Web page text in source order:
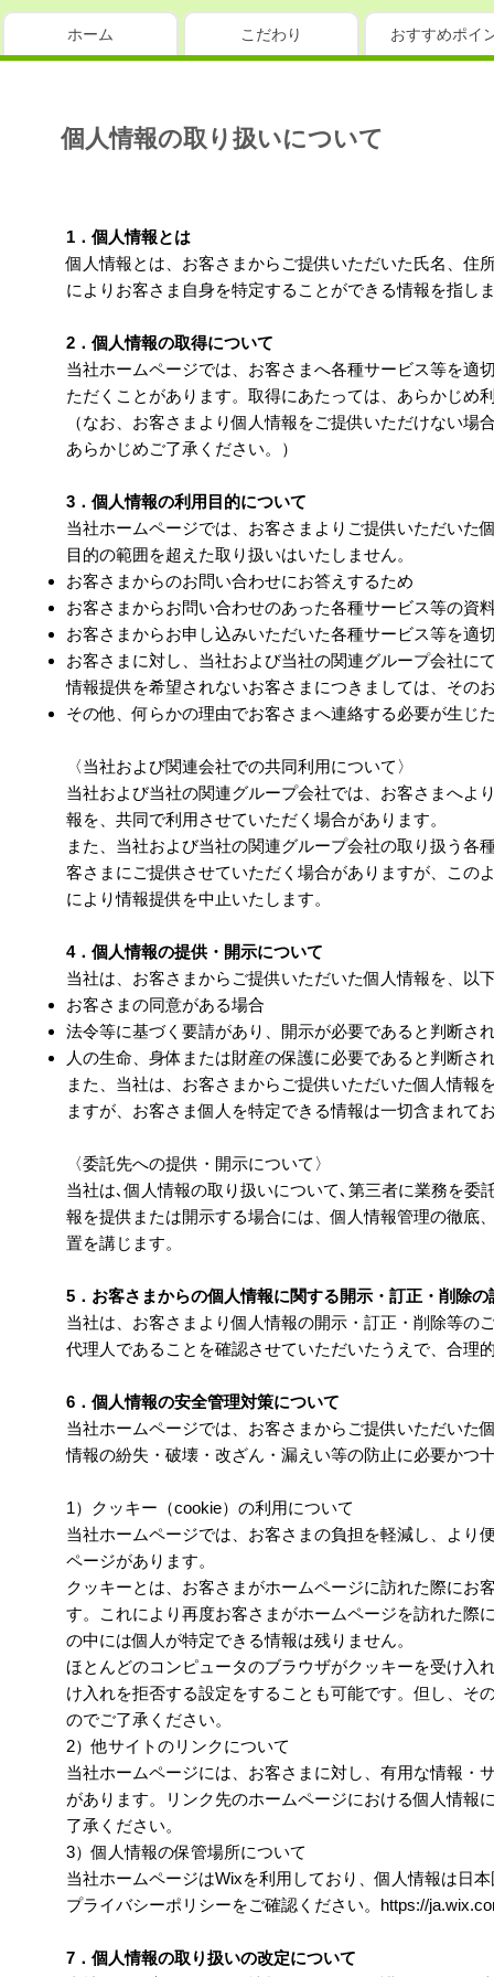
ホーム こだわり おすすめポイ
個人情報の取り扱いについて
1．個人情報とは
個人情報とは、お客さまからご提供いただいた氏名、住
によりお客さま自身を特定することができる情報を指し
2．個人情報の取得について
当社ホームページでは、お客さまへ各種サービス等を適
ただくことがあります。取得にあたっては、あらかじめ
（なお、お客さまより個人情報をご提供いただけない
あらかじめご了承ください。）
3．個人情報の利用目的について
当社ホームページでは、お客さまよりご提供いただいた
目的の範囲を超えた取り扱いはいたしません。
お客さまからのお問い合わせにお答えするため
お客さまからお問い合わせのあった各種サービス等の資
お客さまからお申し込みいただいた各種サービス等を適
お客さまに対し、当社および当社の関連グループ会社に
情報提供を希望されないお客さまにつきましては、その
その他、何らかの理由でお客さまへ連絡する必要が生じ
〈当社および関連会社での共同利用について〉
当社および当社の関連グループ会社では、お客さまへよ
報を、共同で利用させていただく場合があります。
また、当社および当社の関連グループ会社の取り扱う
客さまにご提供させていただく場合がありますが、この
により情報提供を中止いたします。
4．個人情報の提供・開示について
当社は、お客さまからご提供いただいた個人情報を、以
お客さまの同意がある場合
法令等に基づく要請があり、開示が必要であると判断さ
人の生命、身体または財産の保護に必要であると判断さ
また、当社は、お客さまからご提供いただいた個人情
ますが、お客さま個人を特定できる情報は一切含まれて
〈委託先への提供・開示について〉
当社は､個人情報の取り扱いについて､第三者に業務を
報を提供または開示する場合には、個人情報管理の徹底
置を講じます。
5．お客さまからの個人情報に関する開示・訂正・削除の
当社は、お客さまより個人情報の開示・訂正・削除等の
代理人であることを確認させていただいたうえで、合理
6．個人情報の安全管理対策について
当社ホームページでは、お客さまからご提供いただいた
情報の紛失・破壊・改ざん・漏えい等の防止に必要かつ
1）クッキー（cookie）の利用について
当社ホームページでは、お客さまの負担を軽減し、より
ページがあります。
クッキーとは、お客さまがホームページに訪れた際にお
す。これにより再度お客さまがホームページを訪れた際
の中には個人が特定できる情報は残りません。
ほとんどのコンピュータのブラウザがクッキーを受け入
け入れを拒否する設定をすることも可能です。但し、そ
のでご了承ください。
2）他サイトのリンクについて
当社ホームページには、お客さまに対し、有用な情報・
があります。リンク先のホームページにおける個人情報
了承ください。
3）個人情報の保管場所について
当社ホームページはWixを利用しており、個人情報は日
プライバシーポリシーをご確認ください。https://
7．個人情報の取り扱いの改定について